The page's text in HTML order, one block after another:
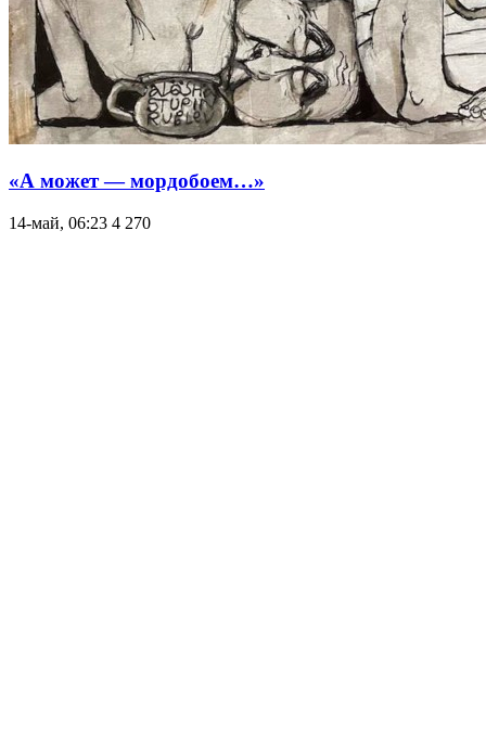
«А может — мордобоем…»
14-май, 06:23 4 270